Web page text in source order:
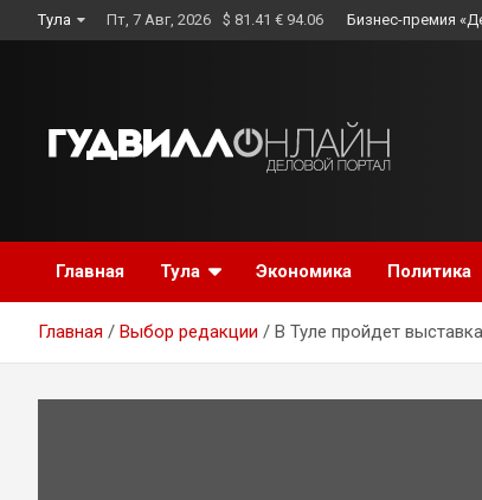
to
Тула Пт, 7 Авг, 2026 $ 81.41 € 94.06 Бизнес-премия
Главная Тула Экономика Политика
Главная Выбор редакции В Туле пройдет